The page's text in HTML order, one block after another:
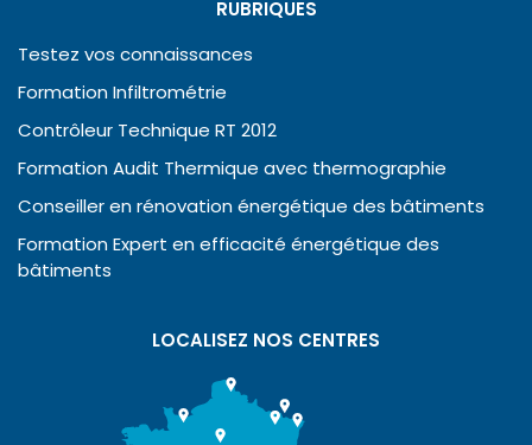
RUBRIQUES
Testez vos connaissances
Formation Infiltrométrie
Contrôleur Technique RT 2012
Formation Audit Thermique avec thermographie
Conseiller en rénovation énergétique des bâtiments
Formation Expert en efficacité énergétique des
bâtiments
LOCALISEZ NOS CENTRES